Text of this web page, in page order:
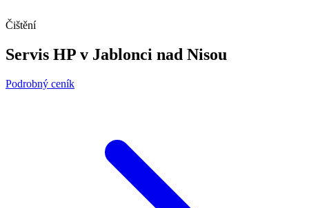
Čištění
Servis HP v Jablonci nad Nisou
Podrobný ceník